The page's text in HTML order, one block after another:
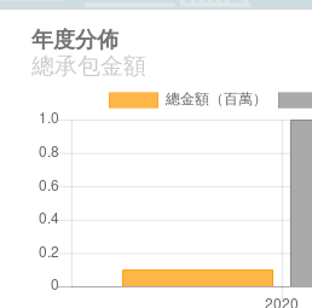
年度分佈
總承包金額